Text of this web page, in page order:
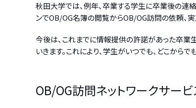
秋田大学では、例年、卒業する学生に卒業後の連
ンでOB/OG名簿の閲覧からOB/OG訪問の依頼、実
今後は、これまでに情報提供の許諾があった卒業
いきます。これにより、学生がいつでも、どこから
OB/OG訪問ネットワークサービ